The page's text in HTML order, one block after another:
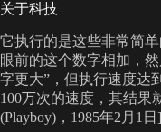
关于科技
它执行的是这些非常简
眼前的这个数字相加，
字更大”，但执行速度达
100万次的速度，其结果
(Playboy)，1985年2月1日]